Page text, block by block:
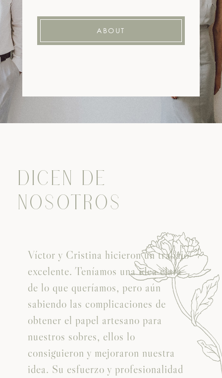
ABOUT
DICEN DE
NOSOTROS
Víctor y Cristina hicieron un trabajo
excelente. Teníamos una idea clara
de lo que queríamos, pero aún
sabiendo las complicaciones de
obtener el papel artesano para
nuestros sobres, ellos lo
consiguieron y mejoraron nuestra
idea. Su esfuerzo y profesionalidad